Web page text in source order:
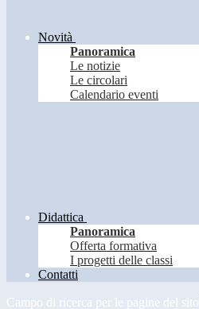
Novità
Panoramica
Le notizie
Le circolari
Calendario eventi
Didattica
Panoramica
Offerta formativa
I progetti delle classi
Contatti
Campo di ricerca per le pagine del sito